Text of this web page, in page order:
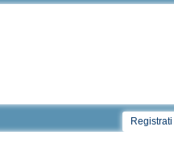
Registrati